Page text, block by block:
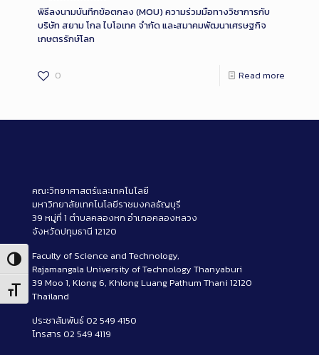
Toggle High Contrast
Toggle Font size
พิธีลงนามบันทึกข้อตกลง (MOU) ความร่วมมือทางวิชาการกับ
บริษัท สยาม โกล ไบโอเทค จำกัด และสมาคมพัฒนาเศรษฐกิจ
เกษตรรักษ์โลก
0 Read more
คณะวิทยาศาสตร์และเทคโนโลยี
มหาวิทยาลัยเทคโนโลยีราชมงคลธัญบุรี
39 หมู่ที่ 1 ตำบลคลองหก อำเภอคลองหลวง
จังหวัดปทุมธานี 12120
Faculty of Science and Technology,
Rajamangala University of Technology Thanyaburi
39 Moo 1, Klong 6, Khlong Luang Pathum Thani 12120
Thailand
ประชาสัมพันธ์ 02 549 4150
โทรสาร 02 549 4119